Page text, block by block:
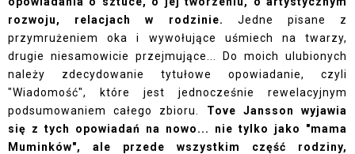
rozwoju, relacjach w rodzinie. Jedne pisane z
przymrużeniem oka i wywołujące uśmiech na twarzy,
drugie niesamowicie przejmujące... Do moich ulubionych
należy zdecydowanie tytułowe opowiadanie, czyli
"Wiadomość", które jest jednocześnie rewelacyjnym
podsumowaniem całego zbioru. Tove Jansson wyjawia
się z tych opowiadań na nowo... nie tylko jako "mama
Muminków", ale przede wszystkim część rodziny,